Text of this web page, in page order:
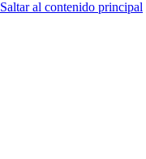
Saltar al contenido principal